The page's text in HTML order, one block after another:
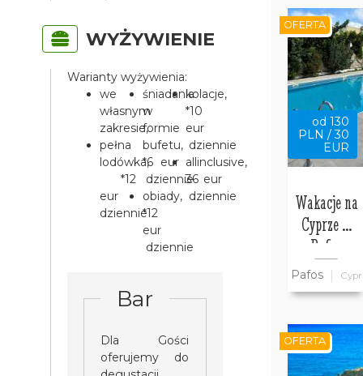
WYŻYWIENIE
Warianty wyżywienia:
we
własnym
zakresie,
pełna
lodówka,
*12
eur
dziennie
śniadania
w
formie
bufetu,
*6 eur
dziennie
obiady,
*12
eur
dziennie
kolacje,
*10
eur
dziennie
allinclusive,
36 eur
dziennie
Bar
Dla Gości
oferujemy do
od 130
PLN / 30
EUR
Wakacje na
Cyprze w
Pafos
Pafos Cypr
OFERTA
OFERTA